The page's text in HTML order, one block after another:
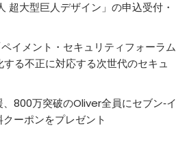
超大型巨人デザイン」の申込受付・
イメント・セキュリティフォーラム
る不正に対応する次世代のセキュ
800万突破のOliver全員にセブン‐イ
ーポンをプレゼント